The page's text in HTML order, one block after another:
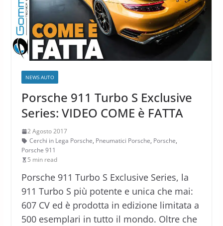
NEWS AUTO
Porsche 911 Turbo S Exclusive
Series: VIDEO COME è FATTA
2 Agosto 2017
Cerchi in Lega Porsche, Pneumatici Porsche, Porsche,
Porsche 911
5 min read
Porsche 911 Turbo S Exclusive Series, la
911 Turbo S più potente e unica che mai:
607 CV ed è prodotta in edizione limitata a
500 esemplari in tutto il mondo. Oltre che